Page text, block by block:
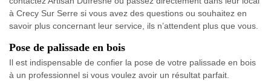
à Crecy Sur Serre si vous avez des questions ou souhaitez en
savoir plus concernant leur service, ils n’attendent plus que vous.
Pose de palissade en bois
Il est indispensable de confier la pose de votre palissade en bois
à un professionnel si vous voulez avoir un résultat parfait.